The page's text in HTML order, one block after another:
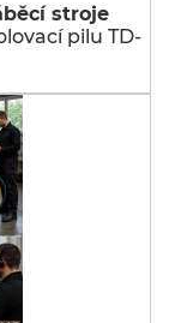
stroje
pilu TD-